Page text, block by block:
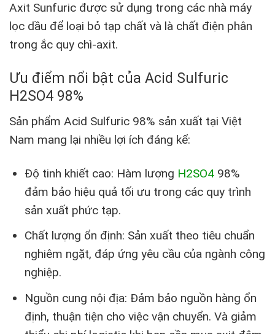
Axit Sunfuric được sử dụng trong các nhà máy
lọc dầu để loại bỏ tạp chất và là chất điện phân
trong ắc quy chì-axit.
Ưu điểm nổi bật của Acid Sulfuric
H2SO4 98%
Sản phẩm Acid Sulfuric 98% sản xuất tại Việt
Nam mang lại nhiều lợi ích đáng kể:
Độ tinh khiết cao: Hàm lượng H2SO498%
đảm bảo hiệu quả tối ưu trong các quy trình
sản xuất phức tạp.
Chất lượng ổn định: Sản xuất theo tiêu chuẩn
nghiêm ngặt, đáp ứng yêu cầu của ngành công
nghiệp.
Nguồn cung nội địa: Đảm bảo nguồn hàng ổn
định, thuận tiện cho việc vận chuyển. Và giảm